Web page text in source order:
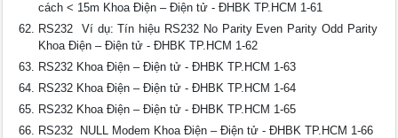
cách < 15m Khoa Điện – Điện tử - ĐHBK TP.HCM 1-61
RS232  Ví dụ: Tín hiệu RS232 No Parity Even Parity Odd Parity
Khoa Điện – Điện tử - ĐHBK TP.HCM 1-62
RS232 Khoa Điện – Điện tử - ĐHBK TP.HCM 1-63
RS232 Khoa Điện – Điện tử - ĐHBK TP.HCM 1-64
RS232 Khoa Điện – Điện tử - ĐHBK TP.HCM 1-65
RS232  NULL Modem Khoa Điện – Điện tử - ĐHBK TP.HCM 1-66